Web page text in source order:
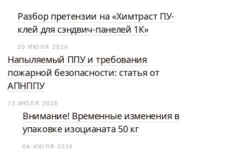
Разбор претензии на «Химтраст ПУ-
клей для сэндвич-панелей 1К»
20 ИЮЛЯ 2026
Напыляемый ППУ и требования
пожарной безопасности: статья от
АПНППУ
13 ИЮЛЯ 2026
Внимание! Временные изменения в
упаковке изоцианата 50 кг
06 ИЮЛЯ 2026